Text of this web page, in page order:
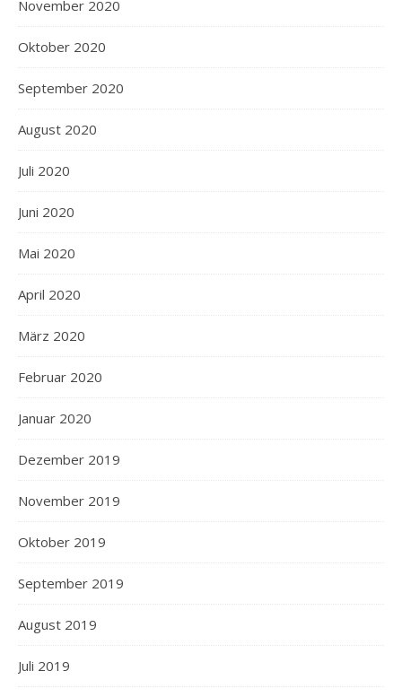
November 2020
Oktober 2020
September 2020
August 2020
Juli 2020
Juni 2020
Mai 2020
April 2020
März 2020
Februar 2020
Januar 2020
Dezember 2019
November 2019
Oktober 2019
September 2019
August 2019
Juli 2019